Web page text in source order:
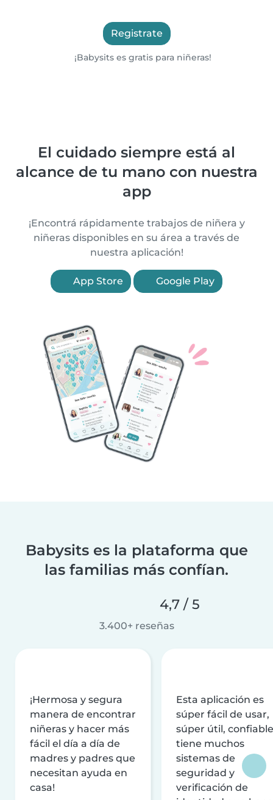
Registrate
¡Babysits es gratis para niñeras!
El cuidado siempre está al
alcance de tu mano con nuestra
app
¡Encontrá rápidamente trabajos de niñera y
niñeras disponibles en su área a través de
nuestra aplicación!
App Store Google Play
Babysits es la plataforma que
las familias más confían.
4,7 / 5
3.400+ reseñas
¡Hermosa y segura
manera de encontrar
niñeras y hacer más
fácil el día a día de
madres y padres que
necesitan ayuda en
casa!
Esta aplicación es
súper fácil de usar,
súper útil,
tiene muchos
sistemas de
seguridad y
verificación de